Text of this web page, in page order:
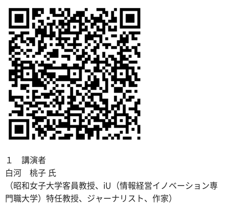
１ 講演者
白河 桃子 氏
（昭和女子大学客員教授、iU（情報経営イノベーション専
門職大学）特任教授、ジャーナリスト、作家）